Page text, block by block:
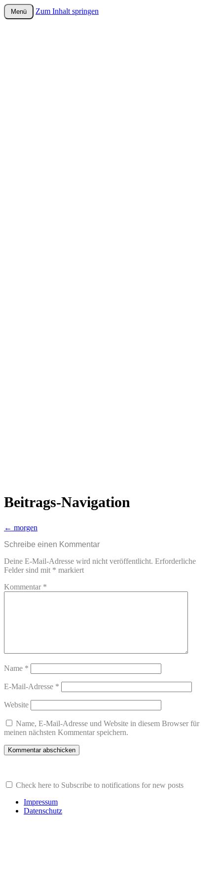
wurster-cartoon-blog.de
Menü Zum Inhalt springen
Beitrags-Navigation
← morgen
Schreibe einen Kommentar
Deine E-Mail-Adresse wird nicht veröffentlicht. Erforderliche
Felder sind mit * markiert
Kommentar *
Name *
E-Mail-Adresse *
Website
Name, E-Mail-Adresse und Website in diesem Browser für
meinen nächsten Kommentar speichern.
Check here to Subscribe to notifications for new posts
Impressum
Datenschutz